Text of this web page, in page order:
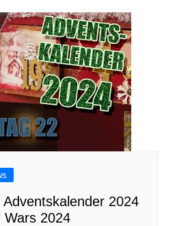
2024
Wars 2024